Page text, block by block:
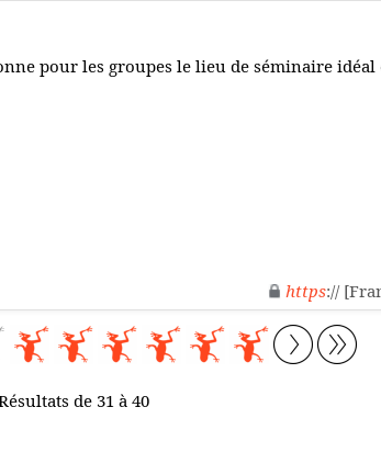
pour les groupes le lieu de séminaire
https://
de 31 à 40